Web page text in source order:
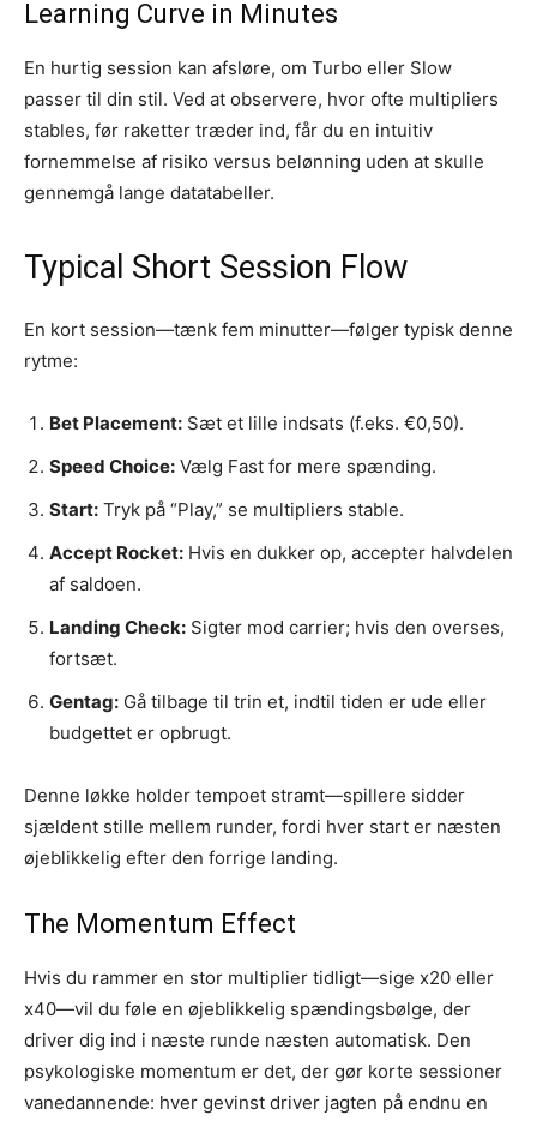
Learning Curve in Minutes
En hurtig session kan afsløre, om Turbo eller Slow
passer til din stil. Ved at observere, hvor ofte multipliers
stables, før raketter træder ind, får du en intuitiv
fornemmelse af risiko versus belønning uden at skulle
gennemgå lange datatabeller.
Typical Short Session Flow
En kort session—tænk fem minutter—følger typisk denne
rytme:
Bet Placement: Sæt et lille indsats (f.eks. €0,50).
Speed Choice: Vælg Fast for mere spænding.
Start: Tryk på “Play,” se multipliers stable.
Accept Rocket: Hvis en dukker op, accepter halvdelen
af saldoen.
Landing Check: Sigter mod carrier; hvis den overses,
fortsæt.
Gentag: Gå tilbage til trin et, indtil tiden er ude eller
budgettet er opbrugt.
Denne løkke holder tempoet stramt—spillere sidder
sjældent stille mellem runder, fordi hver start er næsten
øjeblikkelig efter den forrige landing.
The Momentum Effect
Hvis du rammer en stor multiplier tidligt—sige x20 eller
x40—vil du føle en øjeblikkelig spændingsbølge, der
driver dig ind i næste runde næsten automatisk. Den
psykologiske momentum er det, der gør korte sessioner
vanedannende: hver gevinst driver jagten på endnu en